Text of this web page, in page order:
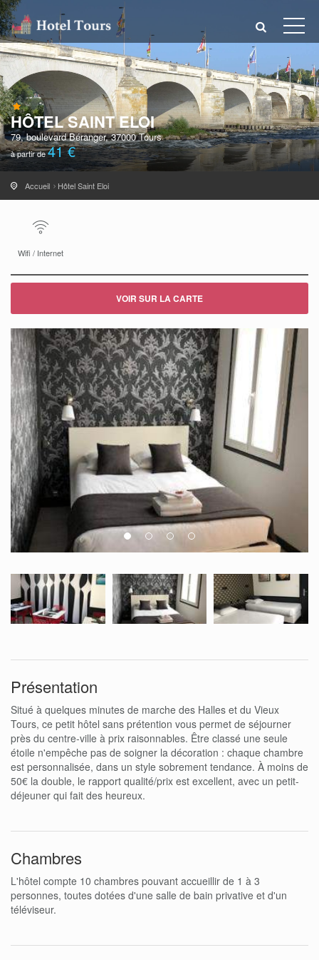
HÔTEL SAINT ELOI
79, boulevard Béranger, 37000 Tours
à partir de41 €
Accueil Hôtel Saint Eloi
Wifi / Internet
VOIR SUR LA CARTE
Présentation
Situé à quelques minutes de marche des Halles et du Vieux
Tours, ce petit hôtel sans prétention vous permet de séjourner
près du centre-ville à prix raisonnables. Être classé une seule
étoile n'empêche pas de soigner la décoration : chaque chambre
est personnalisée, dans un style sobrement tendance. À moins de
50€ la double, le rapport qualité/prix est excellent, avec un petit-
déjeuner qui fait des heureux.
Chambres
L'hôtel compte 10 chambres pouvant accueillir de 1 à 3
personnes, toutes dotées d'une salle de bain privative et d'un
téléviseur.